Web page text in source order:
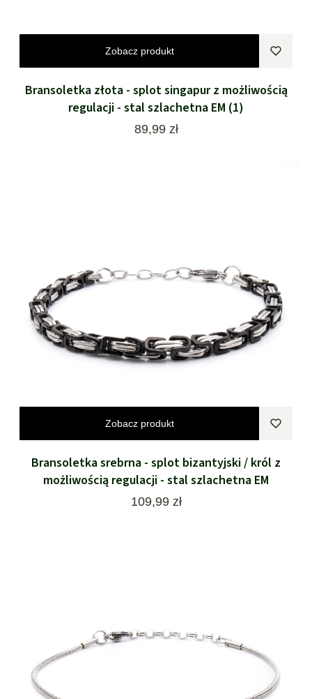
Zobacz produkt
Bransoletka złota - splot singapur z możliwością
regulacji - stal szlachetna EM (1)
Cena
89,99 zł
Zobacz produkt
Bransoletka srebrna - splot bizantyjski / król z
możliwością regulacji - stal szlachetna EM
Cena
109,99 zł